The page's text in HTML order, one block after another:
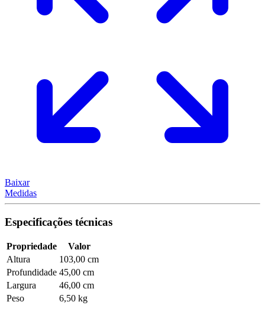
Baixar
Medidas
Especificações técnicas
Propriedade
Valor
Altura
103,00 cm
Profundidade 45,00 cm
Largura
46,00 cm
Peso
6,50 kg